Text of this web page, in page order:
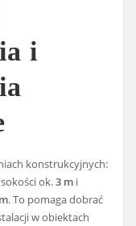
i
konstrukcyjnych:
ok.3 m i
. To pomaga dobrać
w obiektach